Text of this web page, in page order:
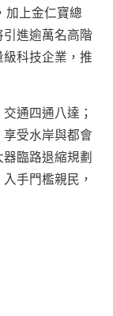
加上金仁寶總
進逾萬名高階
科技企業，推
通四通八達；
受水岸與都會
臨路退縮規劃
手門檻親民，